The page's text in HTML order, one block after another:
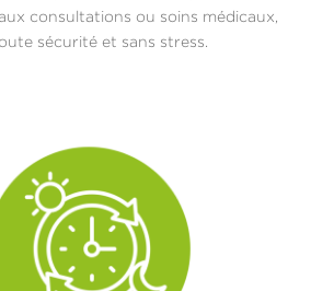
consultations ou soins médicaux,
sécurité et sans stress.